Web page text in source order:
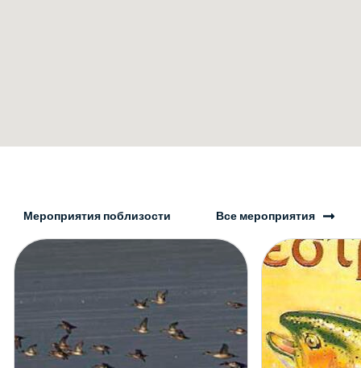
Мероприятия поблизости Все мероприятия